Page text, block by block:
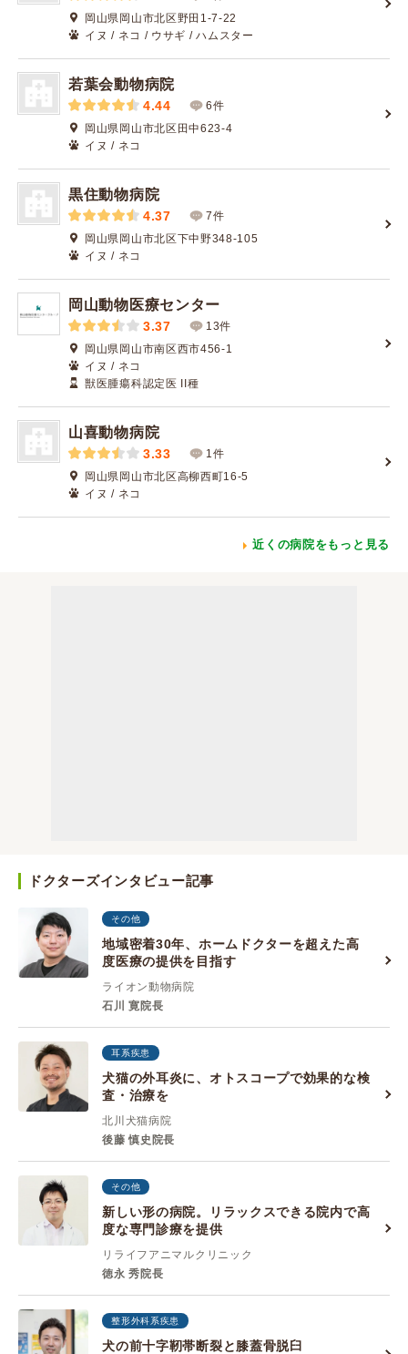
岡山県岡山市北区野田1-7-22
イヌ / ネコ / ウサギ / ハムスター
若葉会動物病院
4.44
6件
岡山県岡山市北区田中623-4
イヌ / ネコ
黒住動物病院
4.37
7件
岡山県岡山市北区下中野348-105
イヌ / ネコ
岡山動物医療センター
3.37
13件
岡山県岡山市南区西市456-1
イヌ / ネコ
獣医腫瘍科認定医 II種
山喜動物病院
3.33
1件
岡山県岡山市北区高柳西町16-5
イヌ / ネコ
近くの病院をもっと見る
ドクターズインタビュー記事
その他
地域密着30年、ホームドクターを超えた高
度医療の提供を目指す
ライオン動物病院
石川 寛院長
耳系疾患
犬猫の外耳炎に、オトスコープで効果的な検
査・治療を
北川犬猫病院
後藤 慎史院長
その他
新しい形の病院。リラックスできる院内で高
度な専門診療を提供
リライフアニマルクリニック
徳永 秀院長
整形外科系疾患
犬の前十字靭帯断裂と膝蓋骨脱臼